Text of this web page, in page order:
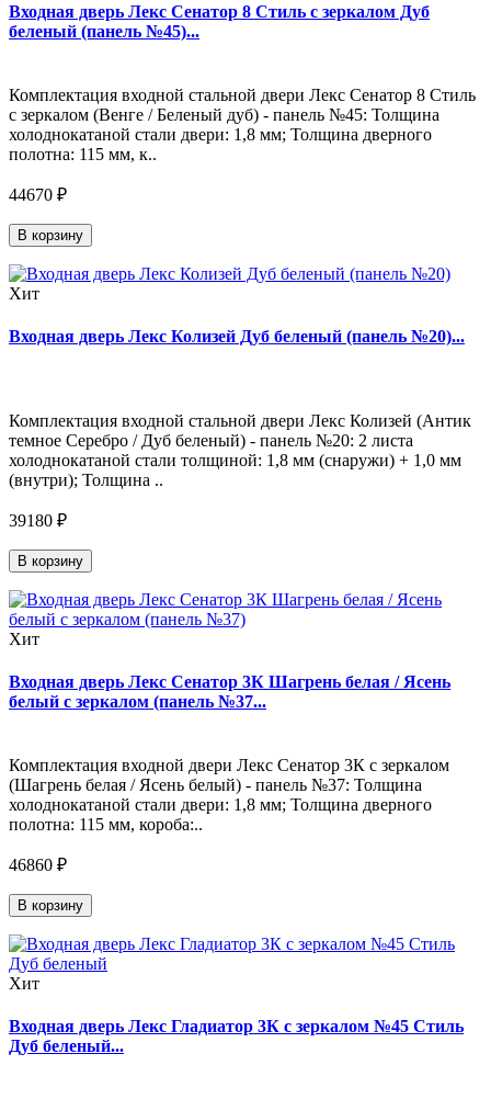
Входная дверь Лекс Сенатор 8 Стиль с зеркалом Дуб
беленый (панель №45)...
Комплектация входной стальной двери Лекс Сенатор 8 Стиль
с зеркалом (Венге / Беленый дуб) - панель №45: Толщина
холоднокатаной стали двери: 1,8 мм; Толщина дверного
полотна: 115 мм, к..
44670 ₽
В корзину
Хит
Входная дверь Лекс Колизей Дуб беленый (панель №20)...
Комплектация входной стальной двери Лекс Колизей (Антик
темное Серебро / Дуб беленый) - панель №20: 2 листа
холоднокатаной стали толщиной: 1,8 мм (снаружи) + 1,0 мм
(внутри); Толщина ..
39180 ₽
В корзину
Хит
Входная дверь Лекс Сенатор 3К Шагрень белая / Ясень
белый с зеркалом (панель №37...
Комплектация входной двери Лекс Сенатор 3К с зеркалом
(Шагрень белая / Ясень белый) - панель №37: Толщина
холоднокатаной стали двери: 1,8 мм; Толщина дверного
полотна: 115 мм, короба:..
46860 ₽
В корзину
Хит
Входная дверь Лекс Гладиатор 3К с зеркалом №45 Стиль
Дуб беленый...